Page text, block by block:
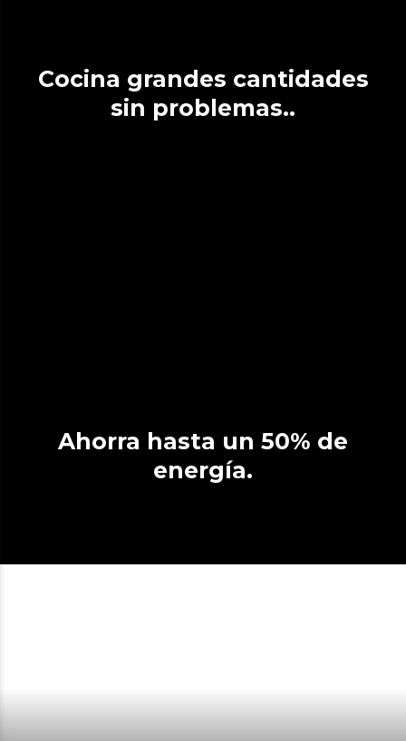
Cocina grandes cantidades
sin problemas..
Ahorra hasta un 50% de
energía.